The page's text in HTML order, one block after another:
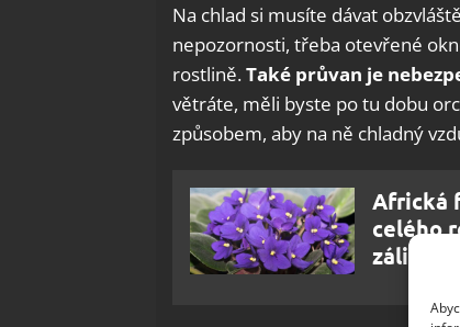
Na chlad si musíte dávat
nepozornosti, třeba otevřené
rostlině.Také průvan je
větráte, měli byste po tu dobu
způsobem, aby na ně chladný
Africká
celého
zálivku